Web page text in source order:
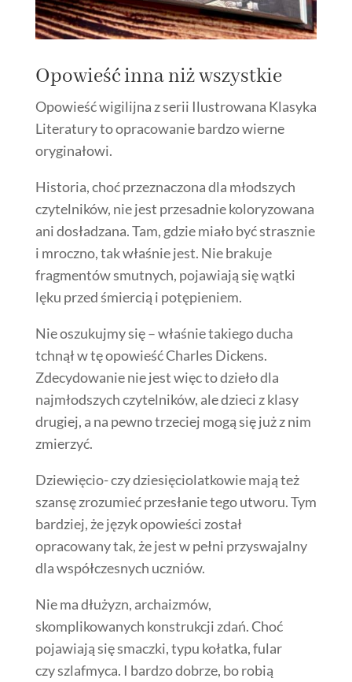
Opowieść inna niż wszystkie
Opowieść wigilijna z serii Ilustrowana Klasyka
Literatury to opracowanie bardzo wierne
oryginałowi.
Historia, choć przeznaczona dla młodszych
czytelników, nie jest przesadnie koloryzowana
ani dosładzana. Tam, gdzie miało być strasznie
i mroczno, tak właśnie jest. Nie brakuje
fragmentów smutnych, pojawiają się wątki
lęku przed śmiercią i potępieniem.
Nie oszukujmy się – właśnie takiego ducha
tchnął w tę opowieść Charles Dickens.
Zdecydowanie nie jest więc to dzieło dla
najmłodszych czytelników, ale dzieci z klasy
drugiej, a na pewno trzeciej mogą się już z nim
zmierzyć.
Dziewięcio- czy dziesięciolatkowie mają też
szansę zrozumieć przesłanie tego utworu. Tym
bardziej, że język opowieści został
opracowany tak, że jest w pełni przyswajalny
dla współczesnych uczniów.
Nie ma dłużyzn, archaizmów,
skomplikowanych konstrukcji zdań. Choć
pojawiają się smaczki, typu kołatka, fular
czy szlafmyca. I bardzo dobrze, bo robią